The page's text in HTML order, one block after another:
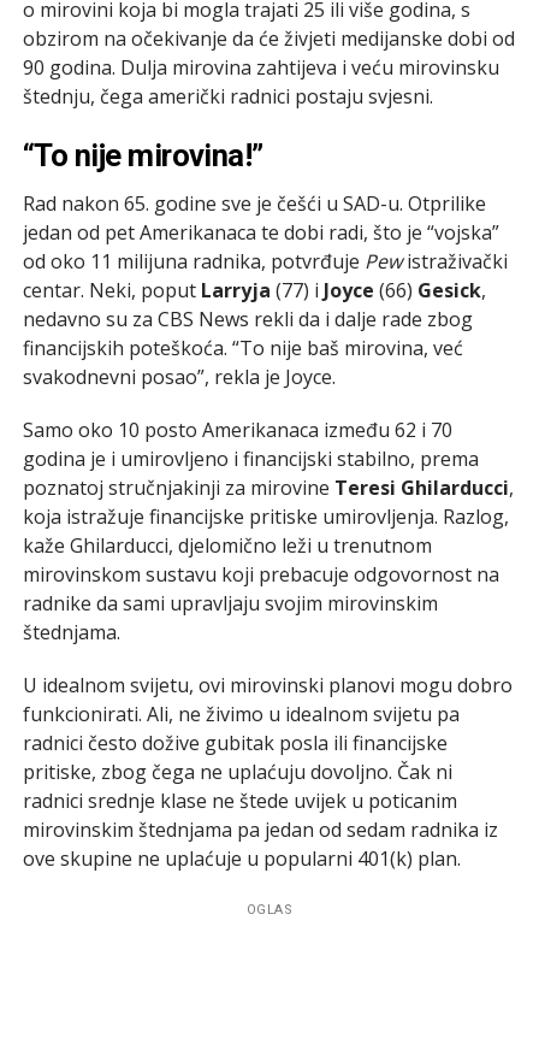
o mirovini koja bi mogla trajati 25 ili više godina, s
obzirom na očekivanje da će živjeti medijanske dobi od
90 godina. Dulja mirovina zahtijeva i veću mirovinsku
štednju, čega američki radnici postaju svjesni.
“To nije mirovina!”
Rad nakon 65. godine sve je češći u SAD-u. Otprilike
jedan od pet Amerikanaca te dobi radi, što je “vojska”
od oko 11 milijuna radnika, potvrđuje Pewistraživački
centar. Neki, poput Larryja (77) i Joyce (66) Gesick,
nedavno su za CBS News rekli da i dalje rade zbog
financijskih poteškoća. “To nije baš mirovina, već
svakodnevni posao”, rekla je Joyce.
Samo oko 10 posto Amerikanaca između 62 i 70
godina je i umirovljeno i financijski stabilno, prema
poznatoj stručnjakinji za mirovine Teresi Ghilarducci,
koja istražuje financijske pritiske umirovljenja. Razlog,
kaže Ghilarducci, djelomično leži u trenutnom
mirovinskom sustavu koji prebacuje odgovornost na
radnike da sami upravljaju svojim mirovinskim
štednjama.
U idealnom svijetu, ovi mirovinski planovi mogu dobro
funkcionirati. Ali, ne živimo u idealnom svijetu pa
radnici često dožive gubitak posla ili financijske
pritiske, zbog čega ne uplaćuju dovoljno. Čak ni
radnici srednje klase ne štede uvijek u poticanim
mirovinskim štednjama pa jedan od sedam radnika iz
ove skupine ne uplaćuje u popularni 401(k) plan.
OGLAS